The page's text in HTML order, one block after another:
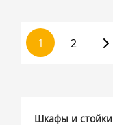
1 2
Шкафы и стойки